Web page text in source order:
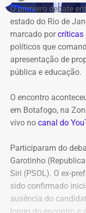
O primeiro debate
estado do Rio de
marcado porcríticas
políticos que
apresentação de
pública e educação.
O encontro
em Botafogo, na
vivo no canal do
Participaram do
Garotinho
Siri (PSOL). O ex-
sido confirmado
ausência do